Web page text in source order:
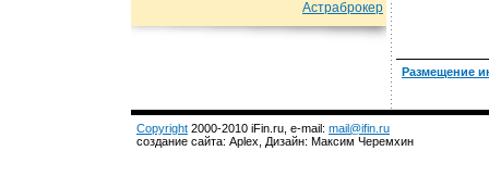
Астраброкер
Размещение
Copyright 2000-2010 iFin.ru, e-mail: mail@ifin.ru
создание сайта: Aplex, Дизайн: Максим Черемхин